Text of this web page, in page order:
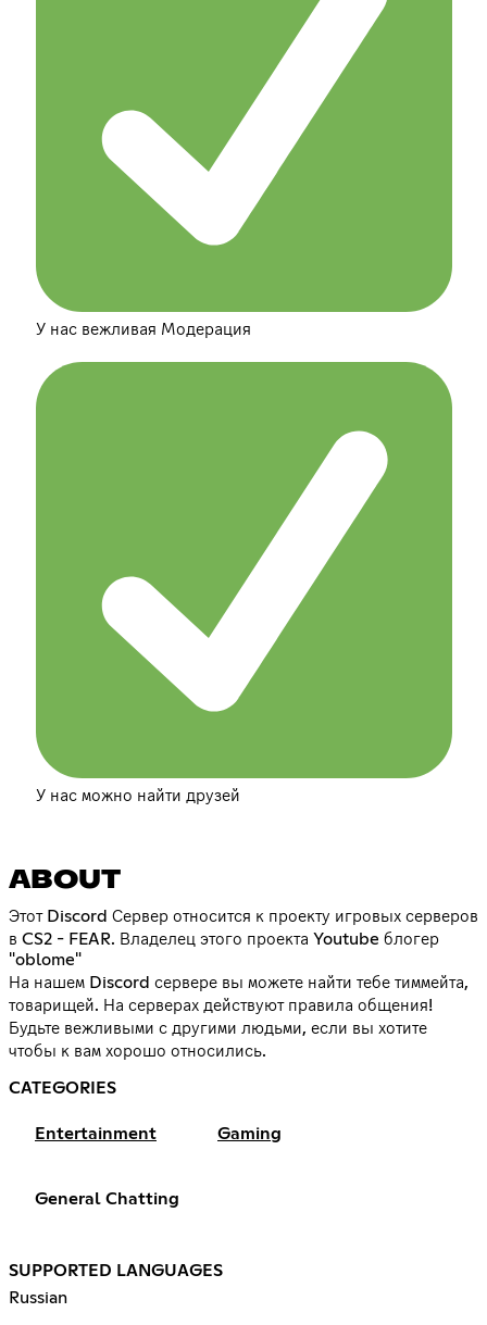
У нас вежливая Модерация
У нас можно найти друзей
ABOUT
Этот Discord Сервер относится к проекту игровых серверов
в CS2 - FEAR. Владелец этого проекта Youtube блогер
"oblome"
На нашем Discord сервере вы можете найти тебе тиммейта,
товарищей. На серверах действуют правила общения!
Будьте вежливыми с другими людьми, если вы хотите
чтобы к вам хорошо относились.
CATEGORIES
Entertainment Gaming
General Chatting
SUPPORTED LANGUAGES
Russian